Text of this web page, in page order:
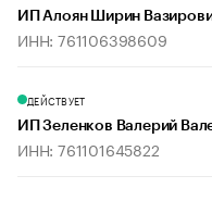
ИП Алоян Ширин
ИНН: 761106398609
ДЕЙСТВУЕТ
ИП Зеленков Валерий
ИНН: 761101645822